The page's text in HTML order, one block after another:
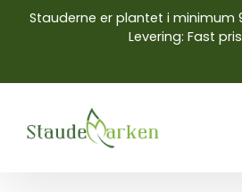
Stauderne er plantet i minimum
Levering: Fast